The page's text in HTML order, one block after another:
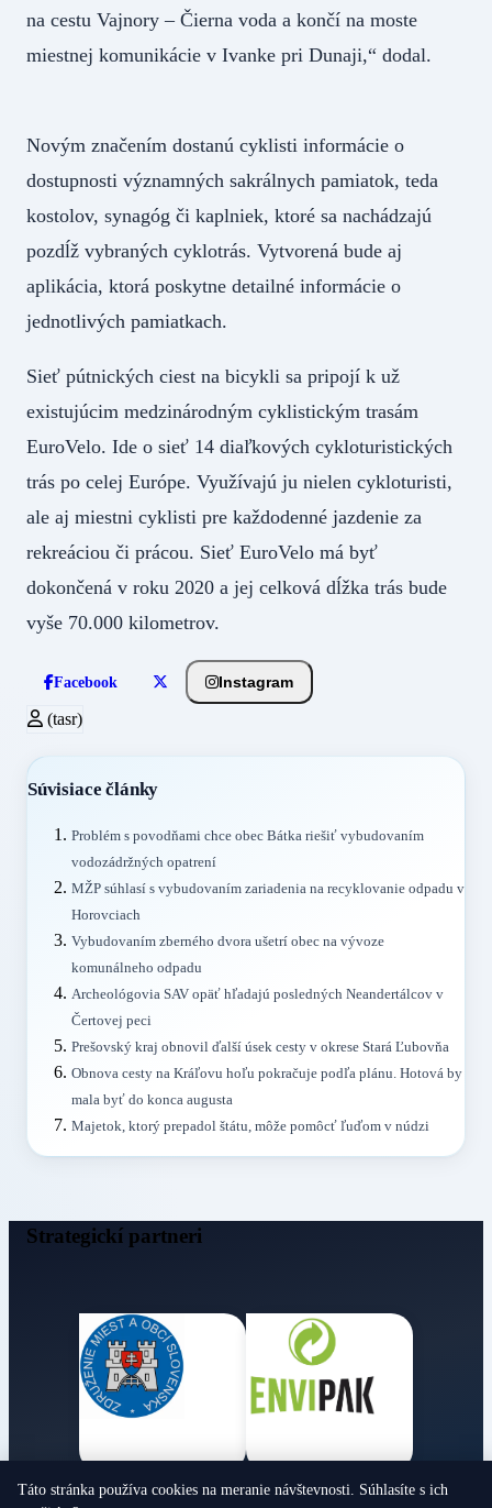
na cestu Vajnory – Čierna voda a končí na moste
miestnej komunikácie v Ivanke pri Dunaji,“ dodal.
Novým značením dostanú cyklisti informácie o
dostupnosti významných sakrálnych pamiatok, teda
kostolov, synagóg či kaplniek, ktoré sa nachádzajú
pozdĺž vybraných cyklotrás. Vytvorená bude aj
aplikácia, ktorá poskytne detailné informácie o
jednotlivých pamiatkach.
Sieť pútnických ciest na bicykli sa pripojí k už
existujúcim medzinárodným cyklistickým trasám
EuroVelo. Ide o sieť 14 diaľkových cykloturistických
trás po celej Európe. Využívajú ju nielen cykloturisti,
ale aj miestni cyklisti pre každodenné jazdenie za
rekreáciou či prácou. Sieť EuroVelo má byť
dokončená v roku 2020 a jej celková dĺžka trás bude
vyše 70.000 kilometrov.
Facebook Instagram
(tasr)
Súvisiace články
Problém s povodňami chce obec Bátka riešiť vybudovaním
vodozádržných opatrení
MŽP súhlasí s vybudovaním zariadenia na recyklovanie odpadu v
Horovciach
Vybudovaním zberného dvora ušetrí obec na vývoze
komunálneho odpadu
Archeológovia SAV opäť hľadajú posledných Neandertálcov v
Čertovej peci
Prešovský kraj obnovil ďalší úsek cesty v okrese Stará Ľubovňa
Obnova cesty na Kráľovu hoľu pokračuje podľa plánu. Hotová by
mala byť do konca augusta
Majetok, ktorý prepadol štátu, môže pomôcť ľuďom v núdzi
Strategickí partneri
Obecné noviny
Táto stránka používa cookies na meranie návštevnosti. Súhlasíte s ich